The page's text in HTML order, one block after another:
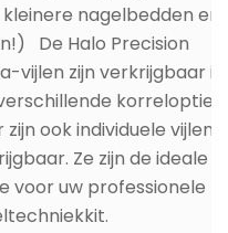
nagelbedden en
De Halo Precision
vijlen zijn verkrijgbaar in
korrelopties
zijn ook individuele vijlen
Ze zijn de ideale
voor uw professionele